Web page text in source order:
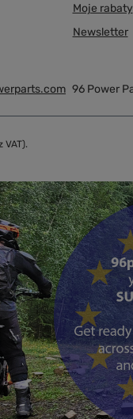
Moje rabaty
Newsletter
96 Power